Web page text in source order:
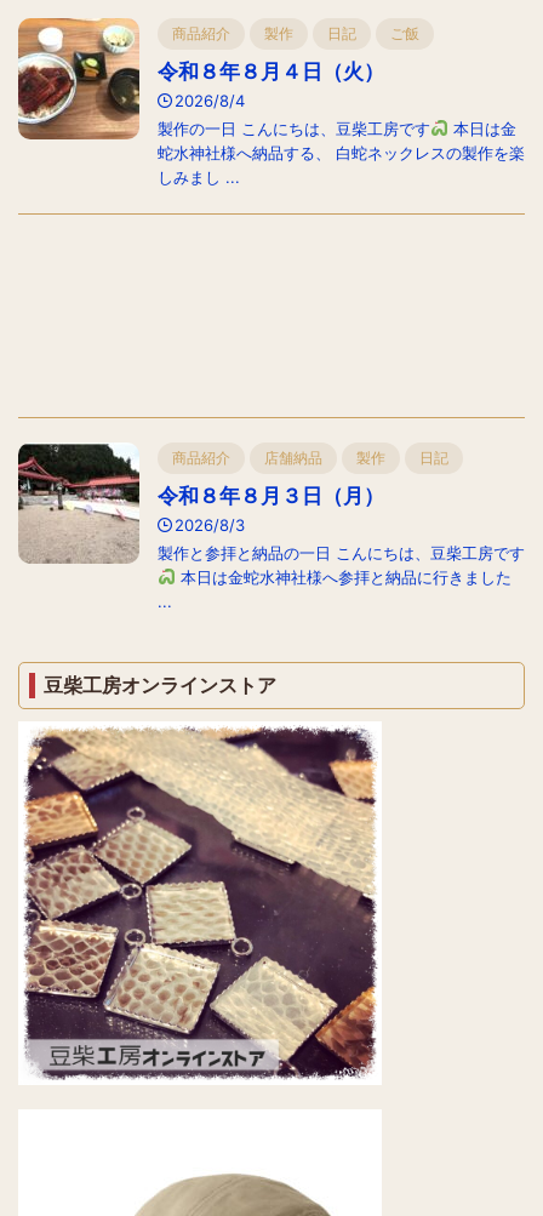
商品紹介 製作 日記 ご飯
令和８年８月４日（火）
2026/8/4
製作の一日 こんにちは、豆柴工房です
本日は金
蛇水神社様へ納品する、 白蛇ネックレスの製作を楽
しみまし ...
商品紹介 店舗納品 製作 日記
令和８年８月３日（月）
2026/8/3
製作と参拝と納品の一日 こんにちは、豆柴工房です
本日は金蛇水神社様へ参拝と納品に行きました
...
豆柴工房オンラインストア